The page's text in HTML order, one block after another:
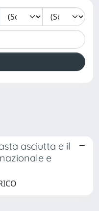
asciutta e il
e